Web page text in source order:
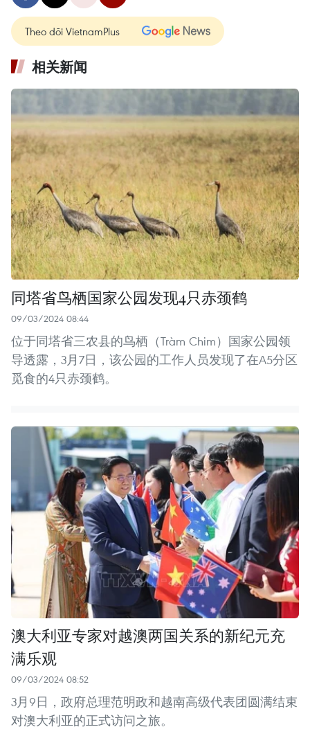
Theo dõi VietnamPlus
相关新闻
同塔省鸟栖国家公园发现4只赤颈鹤
09/03/2024 08:44
位于同塔省三农县的鸟栖（Tràm Chim）国家公园领
导透露，3月7日，该公园的工作人员发现了在A5分区
觅食的4只赤颈鹤。
澳大利亚专家对越澳两国关系的新纪元充
满乐观
09/03/2024 08:52
3月9日，政府总理范明政和越南高级代表团圆满结束
对澳大利亚的正式访问之旅。 ​